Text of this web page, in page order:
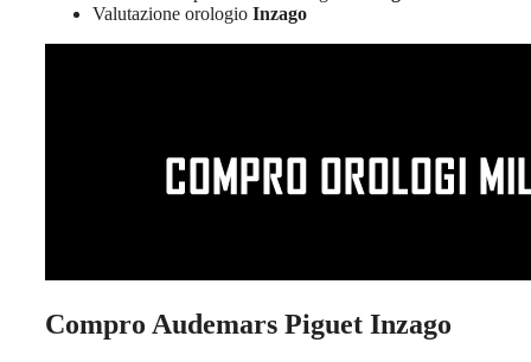
Valutazione orologio Inzago
Compro Audemars Piguet Inzago